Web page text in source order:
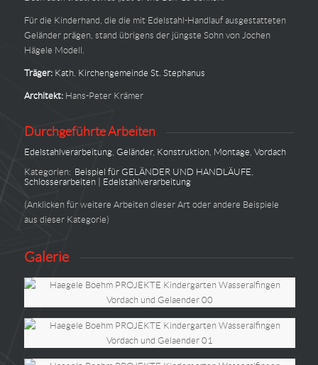
Für die Kinderhand, die die mit Edelstahl-Handlauf ausgestatteten
Geländer prägen, stand übrigens der jüngste Sohn von Jochen
Hägele Modell.
Träger: Kath. Kirchengemeinde St. Stephanus
Architekt: Hans-Peter Krämer
Durchgeführte Arbeiten
Edelstahlverarbeitung, Geländer, Konstruktion, Montage Vordach
Kategorien: Beispiel für GELÄNDER UND HANDLÄUFE
Schlosserarbeiten | Edelstahlverarbeitung
(Anklicken für weitere Arbeiten dieser Art oder andere Beispiele
aus dieser Kategorie)
Galerie